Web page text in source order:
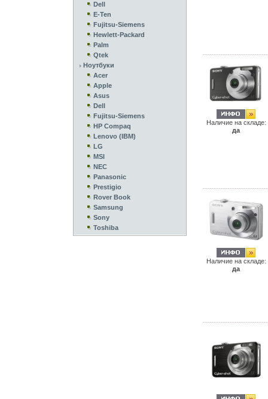
Dell
E-Ten
Fujitsu-Siemens
Hewlett-Packard
Palm
Qtek
Ноутбуки
Acer
Apple
Asus
Dell
Fujitsu-Siemens
HP Compaq
Lenovo (IBM)
LG
MSI
NEC
Panasonic
Prestigio
Rover Book
Samsung
Sony
Toshiba
Наличие на складе:
да
Наличие на складе:
да